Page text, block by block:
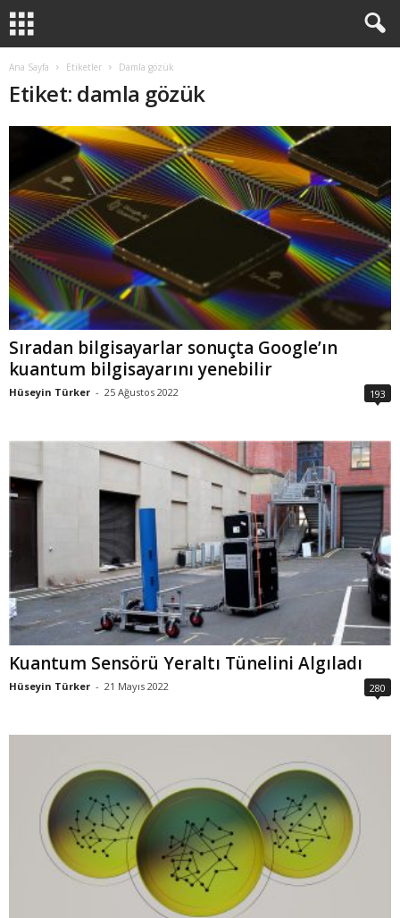
Ana Sayfa Etiketler Damla gözük
Etiket: damla gözük
Sıradan bilgisayarlar sonuçta Google’ın
kuantum bilgisayarını yenebilir
Hüseyin Türker - 25 Ağustos 2022 193
Kuantum Sensörü Yeraltı Tünelini Algıladı
Hüseyin Türker - 21 Mayıs 2022 280